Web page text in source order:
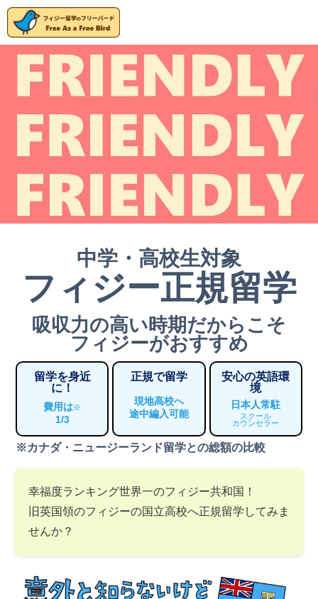
中学・高校生対象
フィジー正規留学
吸収力の高い時期だからこそ
フィジーがおすすめ
留学を身近
に！
費用は※
1/3
正規で留学
現地高校へ
途中編入可能
安心の英語環
境
日本人常駐
スクール
カウンセラー
※カナダ・ニュージーランド留学との総額の比較
幸福度ランキング世界一のフィジー共和国！
旧英国領のフィジーの国立高校へ正規留学してみま
せんか？